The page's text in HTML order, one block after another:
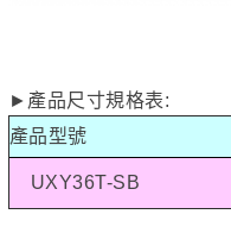
►產品尺寸規格表:
產品型號
UXY36T-SB